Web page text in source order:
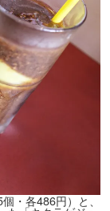
・各486円）と、